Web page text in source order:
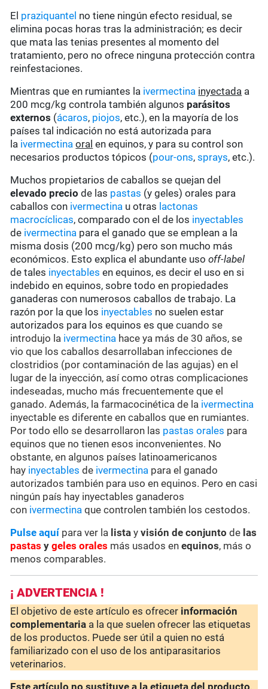
El praziquantel no tiene ningún efecto residual, se
elimina pocas horas tras la administración; es decir
que mata las tenias presentes al momento del
tratamiento, pero no ofrece ninguna protección contra
reinfestaciones.
Mientras que en rumiantes la ivermectina inyectada a
200 mcg/kg controla también algunos parásitos
externos (ácaros, piojos, etc.), en la mayoría de los
países tal indicación no está autorizada para
la ivermectina oral en equinos, y para su control son
necesarios productos tópicos (pour-ons,sprays, etc.).
Muchos propietarios de caballos se quejan del
elevado precio de las pastas (y geles) orales para
caballos con ivermectina u otras lactonas
macrocíclicas, comparado con el de los inyectables
de ivermectina para el ganado que se emplean a la
misma dosis (200 mcg/kg) pero son mucho más
económicos. Esto explica el abundante usooff-label
de tales inyectables en equinos, es decir el uso en si
indebido en equinos, sobre todo en propiedades
ganaderas con numerosos caballos de trabajo. La
razón por la que los inyectables no suelen estar
autorizados para los equinos es quecuando se
introdujo la ivermectina hace ya más de 30 años, se
vio que los caballos desarrollaban infecciones de
clostridios (por contaminación de las agujas) en el
lugar de la inyección, así como otras complicaciones
indeseadas, mucho más frecuentemente que el
ganado. Además, la farmacocinética de la ivermectina
inyectable es diferente en caballos que en rumiantes.
Por todo ello se desarrollaron las pastas orales para
equinos que no tienen esos inconvenientes. No
obstante, en algunos países latinoamericanos
hay inyectables de ivermectina para el ganado
autorizados también para uso en equinos. Pero en casi
ningún país hay inyectables ganaderos
con ivermectina que controlen también los cestodos.
Pulse aquípara ver la lista yvisión de conjunto de las
pastas ygeles orales más usados en equinos, más o
menos comparables.
¡ ADVERTENCIA !
El objetivo de este artículo es ofrecer información
complementaria a la que suelen ofrecer las etiquetas
de los productos. Puede ser útil a quien no está
familiarizado con el uso de los antiparasitarios
veterinarios.